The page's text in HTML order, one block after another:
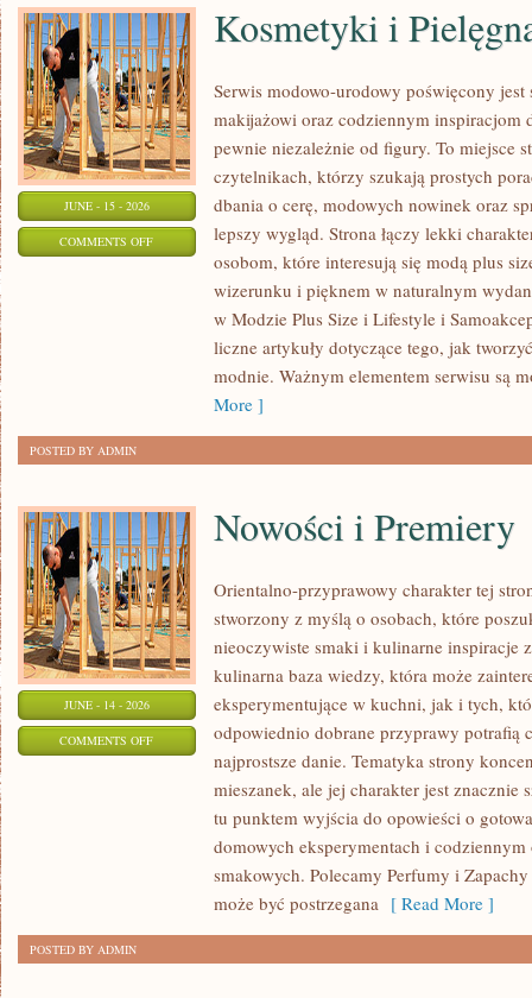
JUNE - 15 - 2026
COMMENTS OFFON
KOSMETYKI
PIELĘGNACJA
Kosmetyki i
Serwis modowo-urodowy poświęcony
makijażowi oraz codziennym inspiracjom
pewnie niezależnie od figury. To miejsce
czytelnikach, którzy szukają prostych
dbania o cerę, modowych nowinek oraz
lepszy wygląd. Strona łączy lekki
osobom, które interesują się modą plus
wizerunku i pięknem w naturalnym
w Modzie Plus Size i Lifestyle i
liczne artykuły dotyczące tego, jak
modnie. Ważnym elementem serwisu są
More ]
POSTED BY ADMIN
JUNE - 14 - 2026
COMMENTS OFFON
Nowości i Premiery
Orientalno-przyprawowy charakter tej
stworzony z myślą o osobach, które
nieoczywiste smaki i kulinarne inspiracje
kulinarna baza wiedzy, która może
eksperymentujące w kuchni, jak i tych,
odpowiednio dobrane przyprawy potrafią
najprostsze danie. Tematyka strony
mieszanek, ale jej charakter jest znacznie
tu punktem wyjścia do opowieści o
domowych eksperymentach i
smakowych. Polecamy Perfumy i
może być postrzegana [ Read More ]
POSTED BY ADMIN